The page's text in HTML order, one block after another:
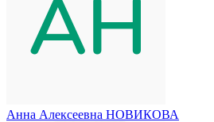
Анна Алексеевна НОВИКОВА